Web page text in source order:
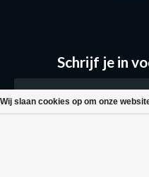
Wij slaan cookies op om onze
Schrijf je in